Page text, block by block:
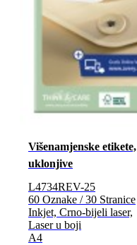
Višenamjenske etikete,
uklonjive
L4734REV-25
60 Oznake / 30 Stranice
Inkjet, Crno-bijeli laser,
Laser u boji
A4